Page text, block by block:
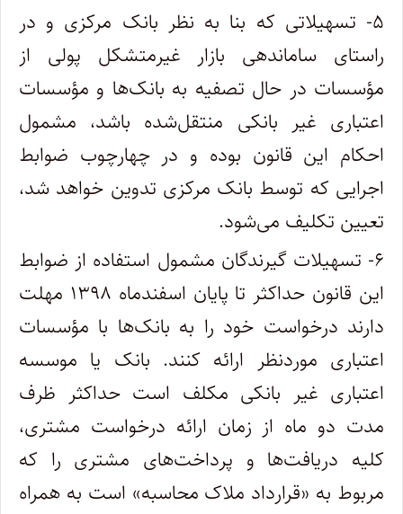
۵- تسهیلاتی که بنا به نظر بانک مرکزی و در
راستای ساماندهی بازار غیرمتشکل پولی از
مؤسسات در حال تصفیه به بانک‌ها و مؤسسات
اعتباری غیر بانکی منتقل‌شده باشد، مشمول
احکام این قانون بوده و در چهارچوب ضوابط
اجرایی که توسط بانک مرکزی تدوین خواهد شد،
تعیین تکلیف می‌شود.
۶- تسهیلات گیرندگان مشمول استفاده از ضوابط
این قانون حداکثر تا پایان اسفندماه ۱۳۹۸ مهلت
‌دارند درخواست خود را به بانک‌ها با مؤسسات
اعتباری موردنظر ارائه کنند. بانک یا موسسه
اعتباری غیر بانکی مکلف است حداکثر ظرف
مدت دو ماه از زمان ارائه درخواست مشتری،
کلیه دریافت‌ها و پرداخت‌های مشتری را که
مربوط به «قرارداد ملاک محاسبه» است به همراه